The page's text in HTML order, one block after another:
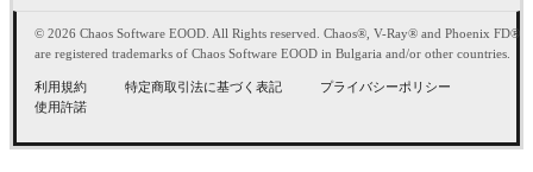
© 2026 Chaos Software EOOD. All Rights reserved. Chaos®, V-Ray® and Phoenix FD®
are registered trademarks of Chaos Software EOOD in Bulgaria and/or other countries.
利用規約 特定商取引法に基づく表記
プライバシーポリシー
使用許諾